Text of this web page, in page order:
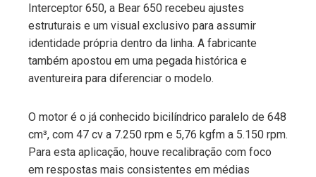
Interceptor 650, a Bear 650 recebeu ajustes
estruturais e um visual exclusivo para assumir
identidade própria dentro da linha. A fabricante
também apostou em uma pegada histórica e
aventureira para diferenciar o modelo.
O motor é o já conhecido bicilíndrico paralelo de 648
cm³, com 47 cv a 7.250 rpm e 5,76 kgfm a 5.150 rpm.
Para esta aplicação, houve recalibração com foco
em respostas mais consistentes em médias